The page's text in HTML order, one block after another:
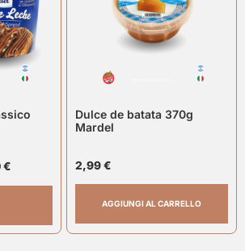
€
Dulce de batata 370g
Mardel
2,99€
AGGIUNGI AL CARRELLO